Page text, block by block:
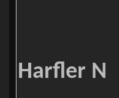
Harfler N